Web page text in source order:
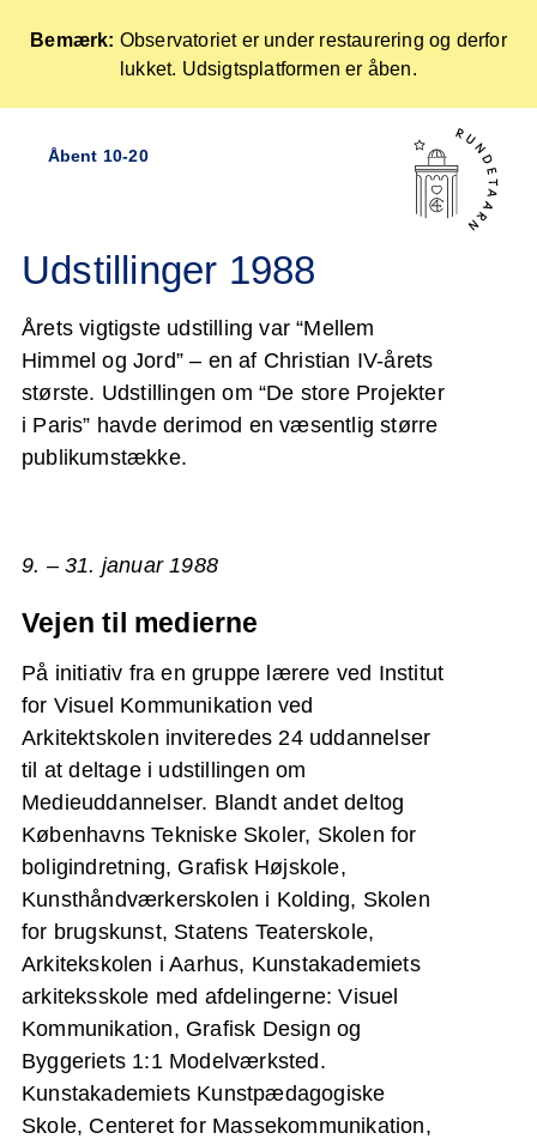
Bemærk: Observatoriet er under restaurering og derfor
lukket. Udsigtsplatformen er åben.
Skip
Åbent 10-20
Forside
Udstillinger 1988
Årets vigtigste udstilling var “Mellem
Himmel og Jord” – en af Christian IV-årets
største. Udstillingen om “De store Projekter
i Paris” havde derimod en væsentlig større
publikumstække.
9. – 31. januar 1988
Vejen til medierne
På initiativ fra en gruppe lærere ved Institut
for Visuel Kommunikation ved
Arkitektskolen inviteredes 24 uddannelser
til at deltage i udstillingen om
Medieuddannelser. Blandt andet deltog
Københavns Tekniske Skoler, Skolen for
boligindretning, Grafisk Højskole,
Kunsthåndværkerskolen i Kolding, Skolen
for brugskunst, Statens Teaterskole,
Arkitekskolen i Aarhus, Kunstakademiets
arkiteksskole med afdelingerne: Visuel
Kommunikation, Grafisk Design og
Byggeriets 1:1 Modelværksted.
Kunstakademiets Kunstpædagogiske
Skole, Centeret for Massekommunikation,